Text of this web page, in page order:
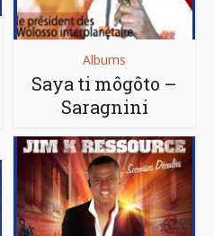
Albums
Saya ti môgôto –
Saragnini